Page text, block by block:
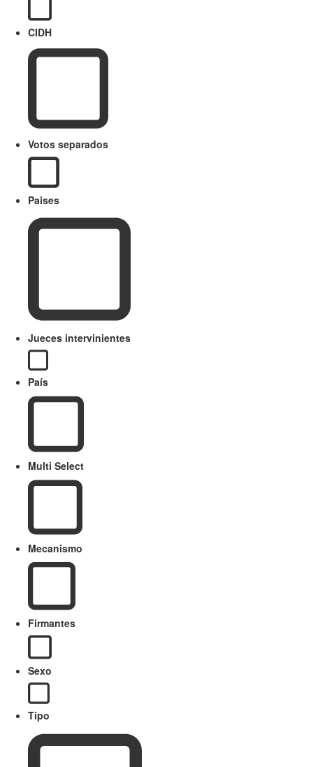
CIDH
Votos separados
Paises
Jueces intervinientes
País
Multi Select
Mecanismo
Firmantes
Sexo
Tipo